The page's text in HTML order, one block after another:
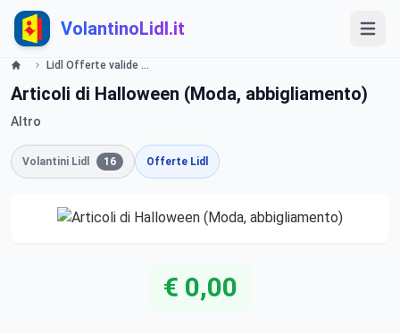
VolantinoLidl.it
Lidl Offerte valide dal 19 ottobre - Halloween da brivido Lidl
Articoli di Halloween (Moda, abbigliamento)
Altro
Volantini Lidl 16 Offerte Lidl
€ 0,00